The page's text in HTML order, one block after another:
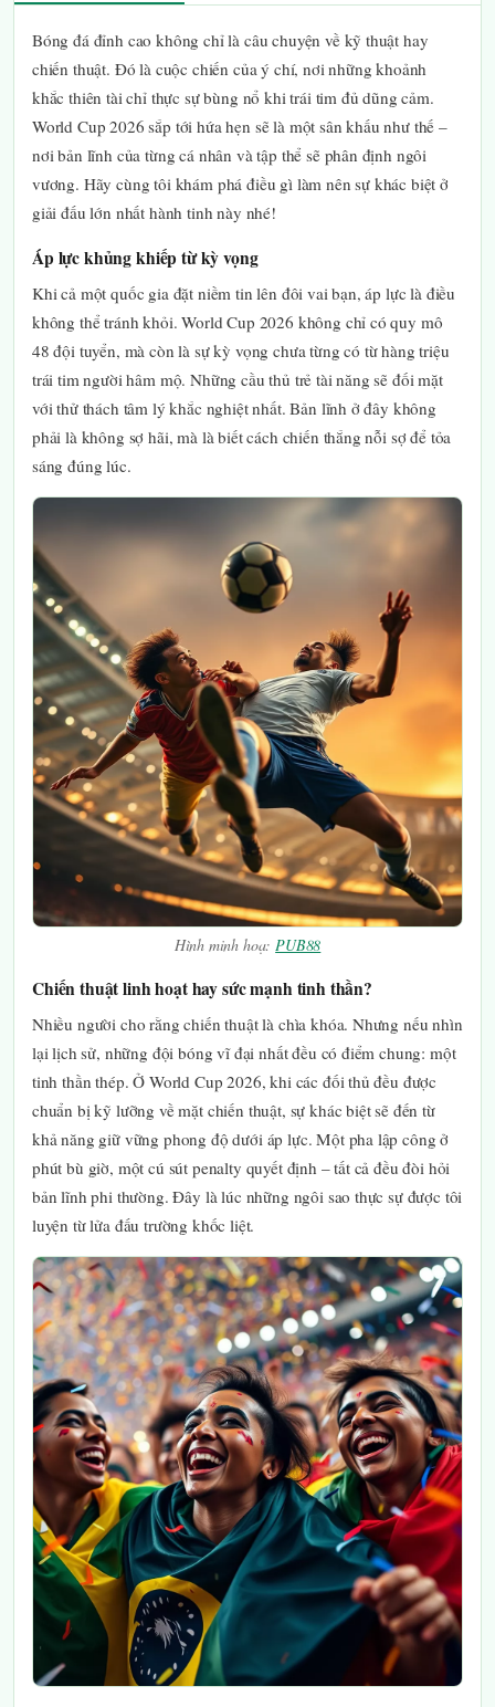
Bóng đá đỉnh cao không chỉ là câu chuyện về kỹ thuật hay
chiến thuật. Đó là cuộc chiến của ý chí, nơi những khoảnh
khắc thiên tài chỉ thực sự bùng nổ khi trái tim đủ dũng cảm.
World Cup 2026 sắp tới hứa hẹn sẽ là một sân khấu như thế –
nơi bản lĩnh của từng cá nhân và tập thể sẽ phân định ngôi
vương. Hãy cùng tôi khám phá điều gì làm nên sự khác biệt ở
giải đấu lớn nhất hành tinh này nhé!
Áp lực khủng khiếp từ kỳ vọng
Khi cả một quốc gia đặt niềm tin lên đôi vai bạn, áp lực là điều
không thể tránh khỏi. World Cup 2026 không chỉ có quy mô
48 đội tuyển, mà còn là sự kỳ vọng chưa từng có từ hàng triệu
trái tim người hâm mộ. Những cầu thủ trẻ tài năng sẽ đối mặt
với thử thách tâm lý khắc nghiệt nhất. Bản lĩnh ở đây không
phải là không sợ hãi, mà là biết cách chiến thắng nỗi sợ để tỏa
sáng đúng lúc.
Hình minh hoạ:PUB88
Chiến thuật linh hoạt hay sức mạnh tinh thần?
Nhiều người cho rằng chiến thuật là chìa khóa. Nhưng nếu nhìn
lại lịch sử, những đội bóng vĩ đại nhất đều có điểm chung: một
tinh thần thép. Ở World Cup 2026, khi các đối thủ đều được
chuẩn bị kỹ lưỡng về mặt chiến thuật, sự khác biệt sẽ đến từ
khả năng giữ vững phong độ dưới áp lực. Một pha lập công ở
phút bù giờ, một cú sút penalty quyết định – tất cả đều đòi hỏi
bản lĩnh phi thường. Đây là lúc những ngôi sao thực sự được tôi
luyện từ lửa đấu trường khốc liệt.